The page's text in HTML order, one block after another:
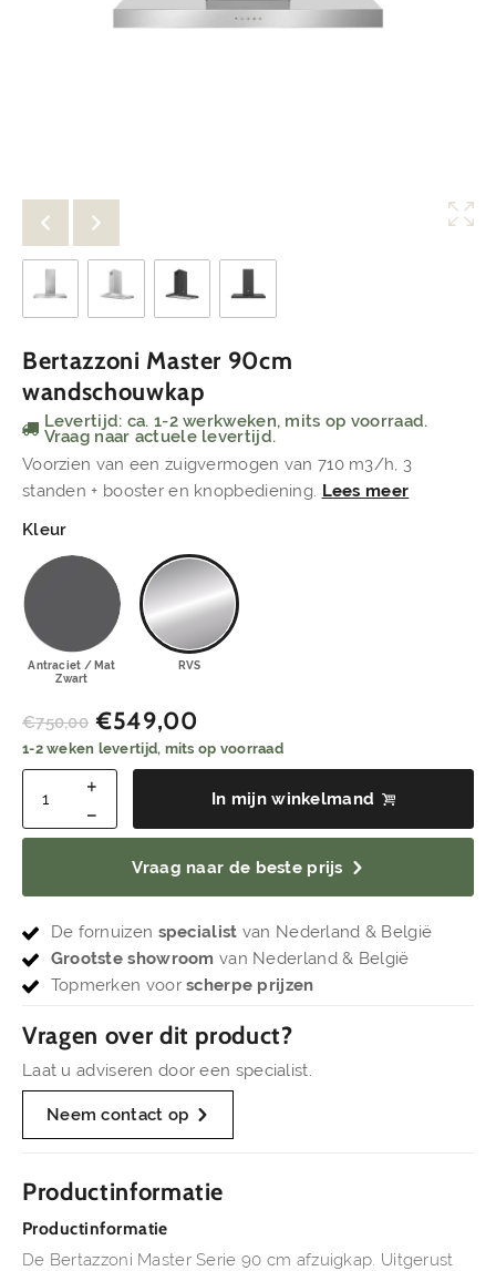
Bertazzoni Master 90cm
wandschouwkap
Levertijd: ca. 1-2 werkweken, mits op voorraad.
Vraag naar actuele levertijd.
Voorzien van een zuigvermogen van 710 m3/h, 3
standen + booster en knopbediening. Lees meer
Kleur
Antraciet / Mat
Zwart
RVS
€750,00 €549,00
1-2 weken levertijd, mits op voorraad
In mijn winkelmand
Vraag naar de beste prijs
De fornuizen specialist van Nederland & België
Grootste showroom van Nederland & België
Topmerken voorscherpe prijzen
Vragen over dit product?
Laat u adviseren door een specialist.
Neem contact op
Productinformatie
Productinformatie
De Bertazzoni Master Serie 90 cm afzuigkap. Uitgerust